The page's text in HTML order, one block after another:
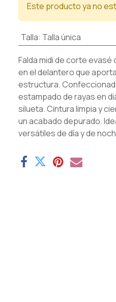
Este producto ya no
Talla: Talla única
Falda midi de corte
en el delantero que
estructura.
estampado de rayas en
silueta. Cintura limpia y
un acabado depurado.
versátiles de día y de